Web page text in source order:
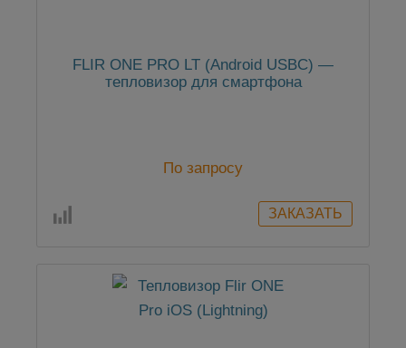
FLIR ONE PRO LT (Android USBC) —
тепловизор для смартфона
По запросу